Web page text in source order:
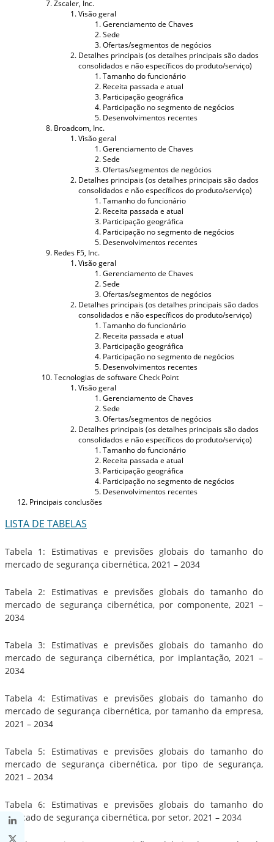
Zscaler, Inc.
Visão geral
Gerenciamento de Chaves
Sede
Ofertas/segmentos de negócios
Detalhes principais (os detalhes principais são dados
consolidados e não específicos do produto/serviço)
Tamanho do funcionário
Receita passada e atual
Participação geográfica
Participação no segmento de negócios
Desenvolvimentos recentes
Broadcom, Inc.
Visão geral
Gerenciamento de Chaves
Sede
Ofertas/segmentos de negócios
Detalhes principais (os detalhes principais são dados
consolidados e não específicos do produto/serviço)
Tamanho do funcionário
Receita passada e atual
Participação geográfica
Participação no segmento de negócios
Desenvolvimentos recentes
Redes F5, Inc.
Visão geral
Gerenciamento de Chaves
Sede
Ofertas/segmentos de negócios
Detalhes principais (os detalhes principais são dados
consolidados e não específicos do produto/serviço)
Tamanho do funcionário
Receita passada e atual
Participação geográfica
Participação no segmento de negócios
Desenvolvimentos recentes
Tecnologias de software Check Point
Visão geral
Gerenciamento de Chaves
Sede
Ofertas/segmentos de negócios
Detalhes principais (os detalhes principais são dados
consolidados e não específicos do produto/serviço)
Tamanho do funcionário
Receita passada e atual
Participação geográfica
Participação no segmento de negócios
Desenvolvimentos recentes
Principais conclusões
LISTA DE TABELAS
Tabela 1: Estimativas e previsões globais do tamanho do
mercado de segurança cibernética, 2021 – 2034
Tabela 2: Estimativas e previsões globais do tamanho do
mercado de segurança cibernética, por componente, 2021 –
2034
Tabela 3: Estimativas e previsões globais do tamanho do
mercado de segurança cibernética, por implantação, 2021 –
2034
Tabela 4: Estimativas e previsões globais do tamanho do
mercado de segurança cibernética, por tamanho da empresa,
2021 – 2034
Tabela 5: Estimativas e previsões globais do tamanho do
mercado de segurança cibernética, por tipo de segurança,
2021 – 2034
Tabela 6: Estimativas e previsões globais do tamanho do
mercado de segurança cibernética, por setor, 2021 – 2034